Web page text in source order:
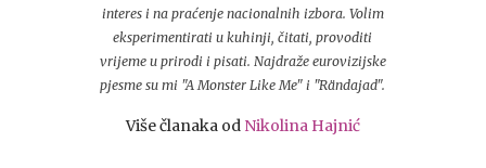
interes i na praćenje nacionalnih izbora. Volim
eksperimentirati u kuhinji, čitati, provoditi
vrijeme u prirodi i pisati. Najdraže eurovizijske
pjesme su mi "A Monster Like Me" i "Rändajad".
Više članaka od Nikolina Hajnić